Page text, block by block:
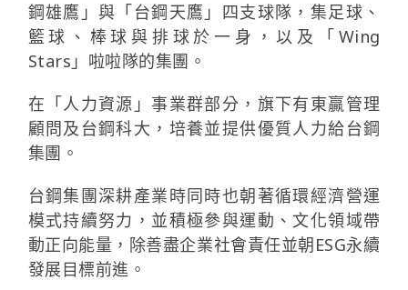
鋼雄鷹」與「台鋼天鷹」四支球隊，集足球、
籃球、棒球與排球於一身，以及「Wing
Stars」啦啦隊的集團。
在「人力資源」事業群部分，旗下有東贏管理
顧問及台鋼科大，培養並提供優質人力給台鋼
集團。
台鋼集團深耕產業時同時也朝著循環經濟營運
模式持續努力，並積極參與運動、文化領域帶
動正向能量，除善盡企業社會責任並朝ESG永續
發展目標前進。